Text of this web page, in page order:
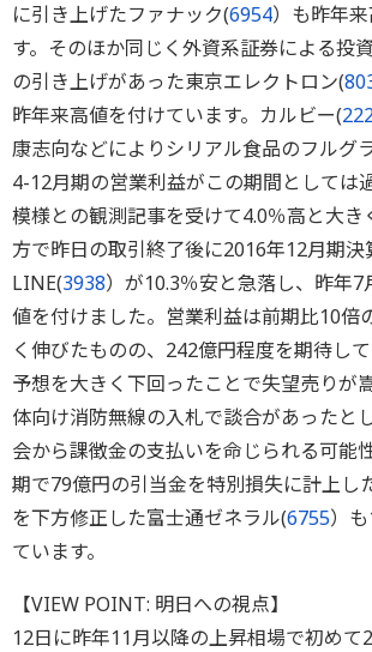
に引き上げたファナック(6954）も昨年
す。そのほか同じく外資系証券による投
の引き上げがあった東京エレクトロン(
昨年来高値を付けています。カルビー(
康志向などによりシリアル食品のフルグ
4-12月期の営業利益がこの期間としては
模様との観測記事を受けて4.0％高と大き
方で昨日の取引終了後に2016年12月期決
LINE(3938）が10.3％安と急落し、昨年
値を付けました。営業利益は前期比10倍
く伸びたものの、242億円程度を期待し
予想を大きく下回ったことで失望売りが
体向け消防無線の入札で談合があったと
会から課徴金の支払いを命じられる可能
期で79億円の引当金を特別損失に計上し
を下方修正した富士通ゼネラル(6755）
ています。
【VIEW POINT: 明日への視点】
12日に昨年11月以降の上昇相場で初めて